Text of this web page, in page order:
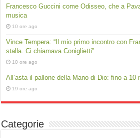
Francesco Guccini come Odisseo, che a
musica
10 ore ago
Vince Tempera: “Il mio primo incontro con
stalla. Ci chiamava Coniglietti”
10 ore ago
All’asta il pallone della Mano di Dio: fino a 10
19 ore ago
Categorie